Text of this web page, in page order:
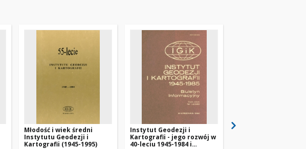
Młodość i wiek średni
Instytutu Geodezji i
Kartografii (1945-1995)
Instytut Geodezji i
Kartografii - jego rozwój w
40-leciu 1945-1984 i